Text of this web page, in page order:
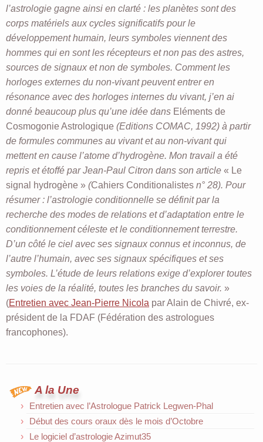
l’astrologie gagne ainsi en clarté : les planètes sont des
corps matériels aux cycles significatifs pour le
développement humain, leurs symboles viennent des
hommes qui en sont les récepteurs et non pas des astres,
sources de signaux et non de symboles. Comment les
horloges externes du non-vivant peuvent entrer en
résonance avec des horloges internes du vivant, j’en ai
donné beaucoup plus qu’une idée dans Eléments de
Cosmogonie Astrologique (Editions COMAC, 1992) à partir
de formules communes au vivant et au non-vivant qui
mettent en cause l’atome d’hydrogène. Mon travail a été
repris et étoffé par Jean-Paul Citron dans son article « Le
signal hydrogène » (Cahiers Conditionalistes n° 28). Pour
résumer : l’astrologie conditionnelle se définit par la
recherche des modes de relations et d’adaptation entre le
conditionnement céleste et le conditionnement terrestre.
D’un côté le ciel avec ses signaux connus et inconnus, de
l’autre l’humain, avec ses signaux spécifiques et ses
symboles. L’étude de leurs relations exige d’explorer toutes
les voies de la réalité, toutes les branches du savoir. »
(Entretien avec Jean-Pierre Nicola par Alain de Chivré, ex-
président de la FDAF (Fédération des astrologues
francophones).
A la Une
Entretien avec l’Astrologue Patrick Legwen-Phal
Début des cours oraux dès le mois d’Octobre
Le logiciel d’astrologie Azimut35